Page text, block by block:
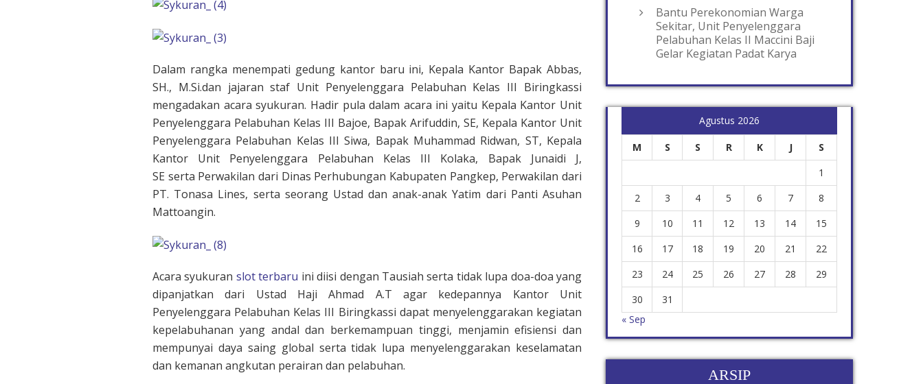
Dalam rangka menempati gedung kantor baru ini, Kepala Kantor Bapak Abbas,
SH., M.Si.dan jajaran staf Unit Penyelenggara Pelabuhan Kelas III Biringkassi
mengadakan acara syukuran. Hadir pula dalam acara ini yaitu Kepala Kantor Unit
Penyelenggara Pelabuhan Kelas III Bajoe, Bapak Arifuddin, SE, Kepala Kantor Unit
Penyelenggara Pelabuhan Kelas III Siwa, Bapak Muhammad Ridwan, ST, Kepala
Kantor Unit Penyelenggara Pelabuhan Kelas III Kolaka, Bapak Junaidi J,
SE serta Perwakilan dari Dinas Perhubungan Kabupaten Pangkep, Perwakilan dari
PT. Tonasa Lines, serta seorang Ustad dan anak-anak Yatim dari Panti Asuhan
Mattoangin.
Acara syukuran slot terbaru ini diisi dengan Tausiah serta tidak lupa doa-doa yang
dipanjatkan dari Ustad Haji Ahmad A.T agar kedepannya Kantor Unit
Penyelenggara Pelabuhan Kelas III Biringkassi dapat menyelenggarakan kegiatan
kepelabuhanan yang andal dan berkemampuan tinggi, menjamin efisiensi dan
mempunyai daya saing global serta tidak lupa menyelenggarakan keselamatan
dan kemanan angkutan perairan dan pelabuhan.
Bantu Perekonomian Warga
Sekitar, Unit Penyelenggara
Pelabuhan Kelas II Maccini Baji
Gelar Kegiatan Padat Karya
Agustus 2026
M S S R K J
S
1
2
3 4 5 6 7
8
9
10 11 12 13 14
15
16
17 18 19 20 21
22
23
24 25 26 27 28
29
30
31
« Sep
ARSIP